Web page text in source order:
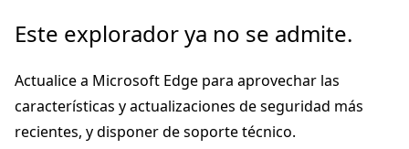
Ir
contenido
principal
Este explorador ya no se admite.
Actualice a Microsoft Edge para aprovechar las
características y actualizaciones de seguridad más
recientes, y disponer de soporte técnico.